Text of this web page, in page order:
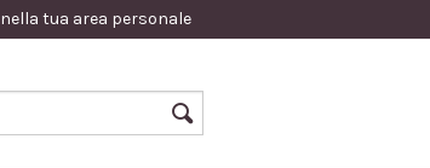
nella tua area personale